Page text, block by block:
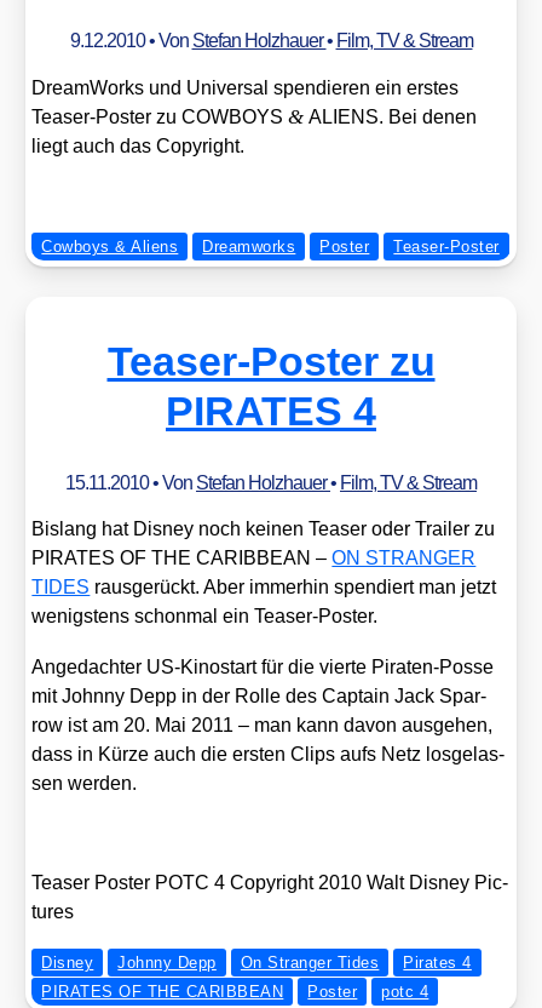
9.12.2010• Von Stefan Holzhauer• Film, TV & Stream
Dream­Works und Uni­ver­sal spen­die­ren ein ers­tes
Teaser-Pos­ter zu COWBOYS& ALIENS. Bei denen
liegt auch das Copy­right.
Cowboys & Aliens Dreamworks Poster Teaser-Poster
Teaser-Poster zu
PIRATES 4
15.11.2010• Von Stefan Holzhauer• Film, TV & Stream
Bis­lang hat Dis­ney noch kei­nen Teaser oder Trai­ler zu
PIRATES OF THE CARIBBEAN –ON STRANGER
TIDES raus­ge­rückt. Aber immer­hin spen­diert man jetzt
wenigs­tens schon­mal ein Teaser-Pos­ter.
Ange­dach­ter US-Kino­start für die vier­te Pira­ten-Pos­se
mit John­ny Depp in der Rol­le des Cap­tain Jack Spar­
row ist am 20. Mai 2011 – man kann davon aus­ge­hen,
dass in Kür­ze auch die ers­ten Clips aufs Netz los­ge­las­
sen wer­den.
Teaser Pos­ter POTC 4 Copy­right 2010 Walt Dis­ney Pic­
tures
Disney Johnny Depp On Stranger Tides
Pirates 4
PIRATES OF THE CARIBBEAN
Poster potc 4